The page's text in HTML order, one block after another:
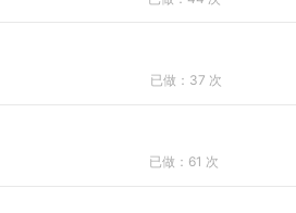
已做：37 次
已做：61 次